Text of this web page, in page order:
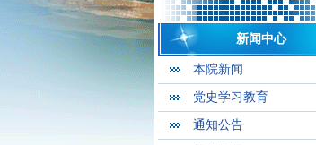
新闻中心
本院新闻
党史学习教育
通知公告